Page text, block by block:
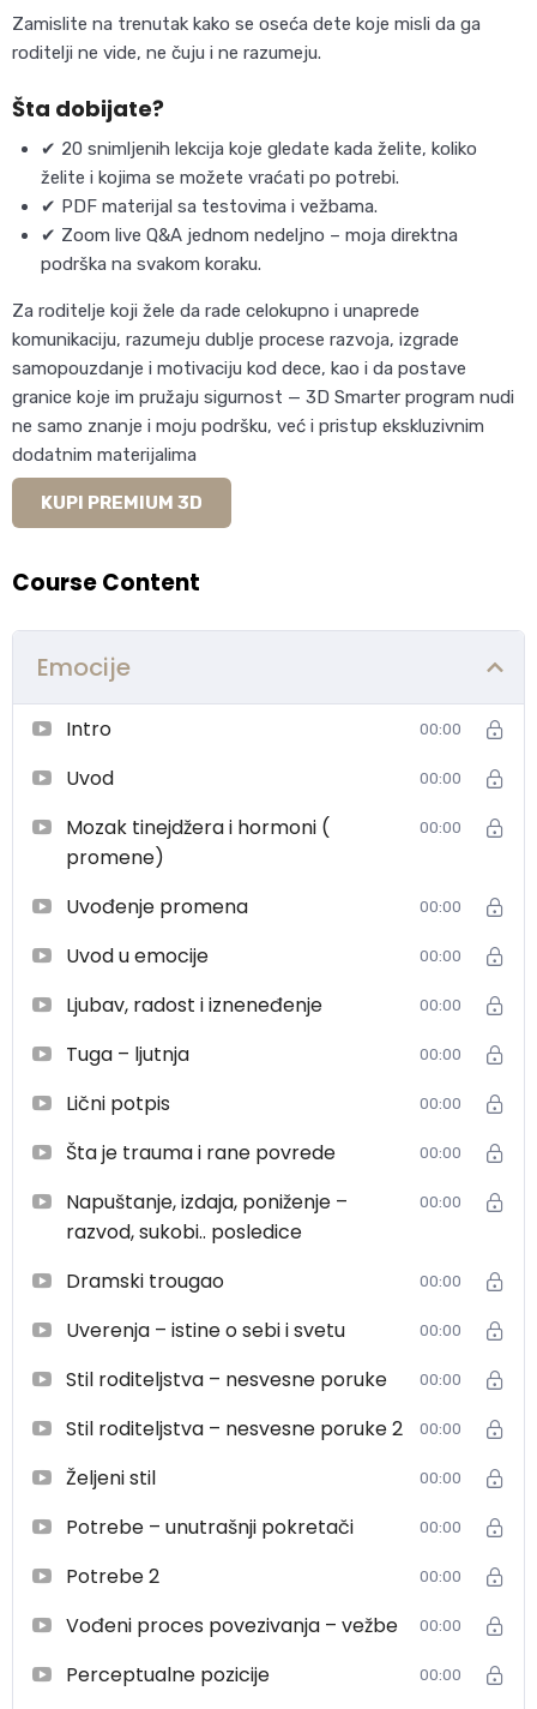
Zamislite na trenutak kako se oseća dete koje misli da ga
roditelji ne vide, ne čuju i ne razumeju.
Šta dobijate?
✔ 20 snimljenih lekcija koje gledate kada želite, koliko
želite i kojima se možete vraćati po potrebi.
✔ PDF materijal sa testovima i vežbama.
✔ Zoom live Q&A jednom nedeljno – moja direktna
podrška na svakom koraku.
Za roditelje koji žele da rade celokupno i unaprede
komunikaciju, razumeju dublje procese razvoja, izgrade
samopouzdanje i motivaciju kod dece, kao i da postave
granice koje im pružaju sigurnost — 3D Smarter program nudi
ne samo znanje i moju podršku, već i pristup ekskluzivnim
dodatnim materijalima
KUPI PREMIUM 3D
Course Content
Emocije
Intro 00:00
Uvod 00:00
Mozak tinejdžera i hormoni (
promene)
00:00
Uvođenje promena 00:00
Uvod u emocije 00:00
Ljubav, radost i izneneđenje 00:00
Tuga – ljutnja 00:00
Lični potpis 00:00
Šta je trauma i rane povrede 00:00
Napuštanje, izdaja, poniženje –
razvod, sukobi.. posledice
00:00
Dramski trougao 00:00
Uverenja – istine o sebi i svetu 00:00
Stil roditeljstva – nesvesne poruke 00:00
Stil roditeljstva – nesvesne poruke 2 00:00
Željeni stil 00:00
Potrebe – unutrašnji pokretači 00:00
Potrebe 2 00:00
Vođeni proces povezivanja – vežbe 00:00
Perceptualne pozicije 00:00